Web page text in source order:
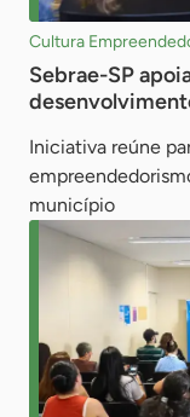
Cultura
Sebrae-SP
Iniciativa reúne
município